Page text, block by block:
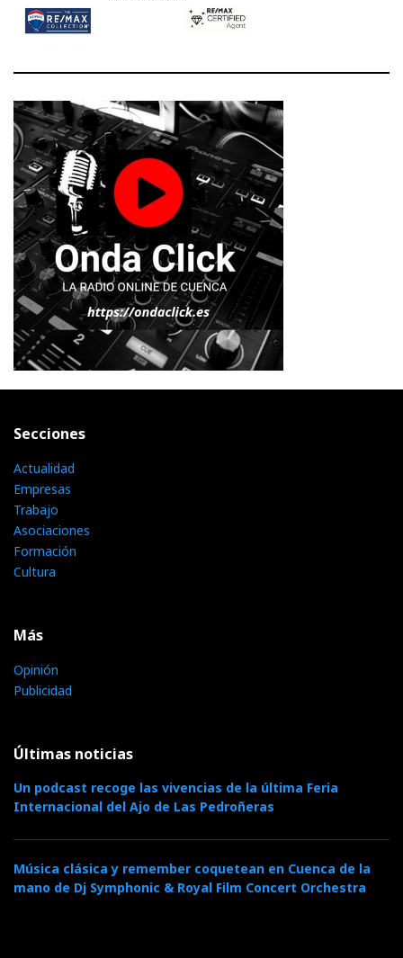
Secciones
Actualidad
Empresas
Trabajo
Asociaciones
Formación
Cultura
Más
Opinión
Publicidad
Últimas noticias
Un podcast recoge las vivencias de la última Feria
Internacional del Ajo de Las Pedroñeras
Música clásica y remember coquetean en Cuenca de la
mano de Dj Symphonic & Royal Film Concert Orchestra